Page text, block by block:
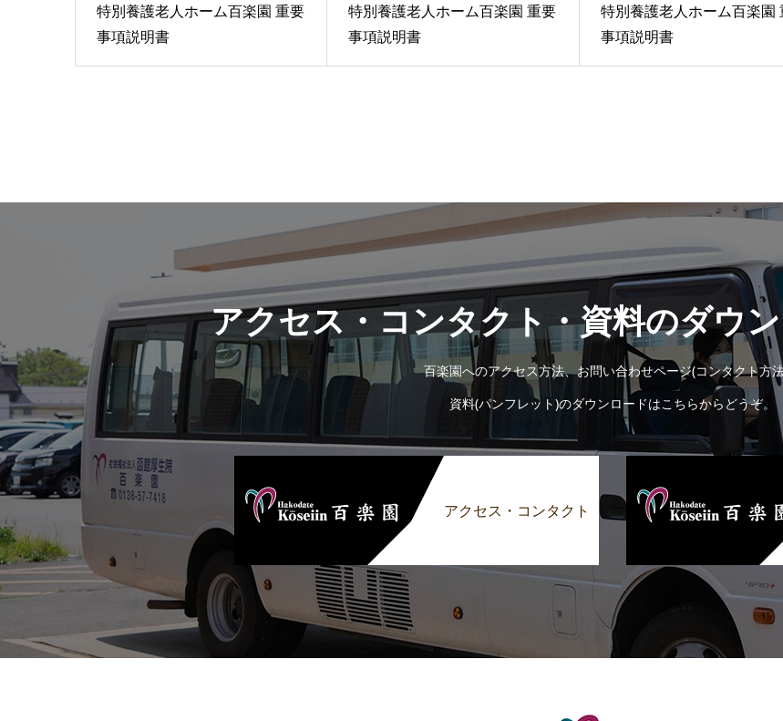
特別養護老人ホーム百楽園 重要
事項説明書
特別養護老人ホーム百楽園 重要
事項説明書
特別養護老人ホーム百楽園
事項説明書
アクセス・コンタクト・資料のダウ
百楽園へのアクセス方法、お問い合わせページ(コンタクト方
資料(パンフレット)のダウンロードはこちらからどうぞ。
アクセス・コンタクト